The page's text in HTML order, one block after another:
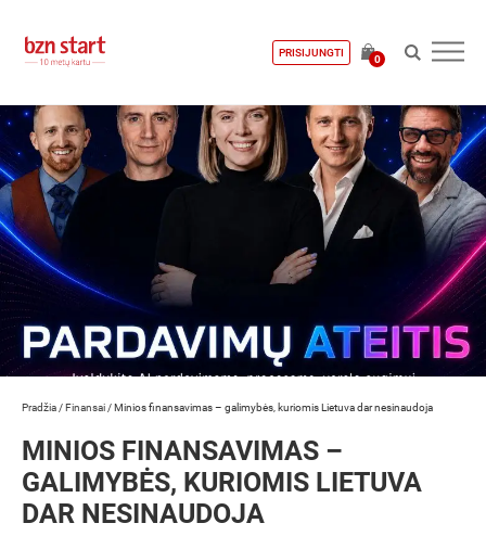
PRISIJUNGTI
0
Pradžia /Finansai /Minios finansavimas – galimybės, kuriomis Lietuva dar nesinaudoja
MINIOS FINANSAVIMAS –
GALIMYBĖS, KURIOMIS LIETUVA
DAR NESINAUDOJA